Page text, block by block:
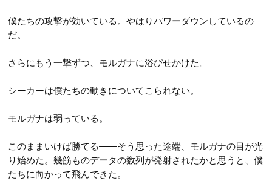
僕たちの攻撃が効いている。やはりパワーダウンしているの
だ。
さらにもう一撃ずつ、モルガナに浴びせかけた。
シーカーは僕たちの動きについてこられない。
モルガナは弱っている。
このままいけば勝てる――そう思った途端、モルガナの目が光
り始めた。幾筋ものデータの数列が発射されたかと思うと、僕
たちに向かって飛んできた。